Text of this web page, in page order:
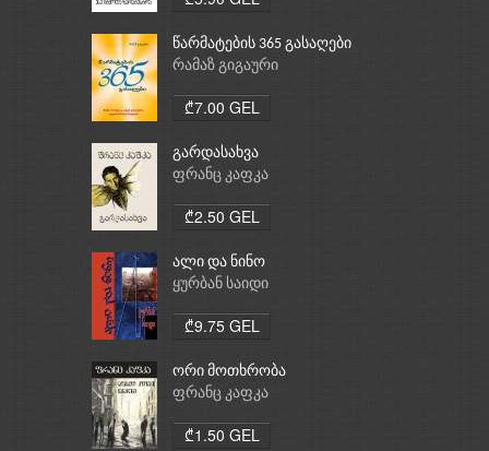
წარმატების 365 გასაღები
რამაზ გიგაური
₾7.00 GEL
გარდასახვა
ფრანც კაფკა
₾2.50 GEL
ალი და ნინო
ყურბან საიდი
₾9.75 GEL
ორი მოთხრობა
ფრანც კაფკა
₾1.50 GEL